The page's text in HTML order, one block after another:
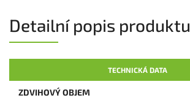
Detailní popis produktu
TECHNICKÁ DATA
ZDVIHOVÝ OBJEM